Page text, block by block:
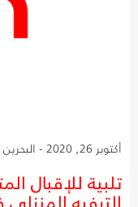
أكتوبر 26, 2020 - البحرين
تلبية للإقبال